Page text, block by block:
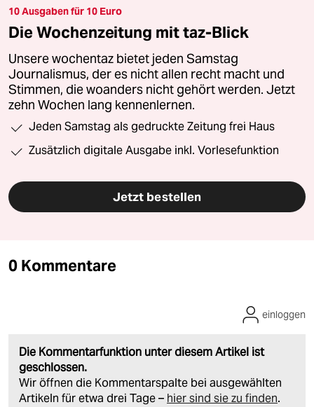
10 Ausgaben für 10 Euro
Die Wochenzeitung mit taz-Blick
Unsere wochentaz bietet jeden Samstag
Journalismus, der es nicht allen recht macht und
Stimmen, die woanders nicht gehört werden. Jetzt
zehn Wochen lang kennenlernen.
Jeden Samstag als gedruckte Zeitung frei Haus
Zusätzlich digitale Ausgabe inkl. Vorlesefunktion
Jetzt bestellen
0 Kommentare
Die Kommentarfunktion unter diesem Artikel ist
geschlossen.
Wir öffnen die Kommentarspalte bei ausgewählten
Artikeln für etwa drei Tage – hier sind sie zu finden.
einloggen